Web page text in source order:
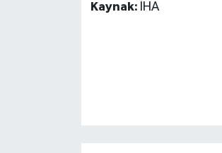
Kaynak: İHA